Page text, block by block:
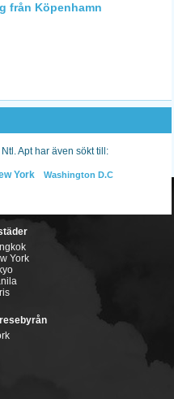
från Köpenhamn
Apt har även sökt till:
York Washington D.C
York